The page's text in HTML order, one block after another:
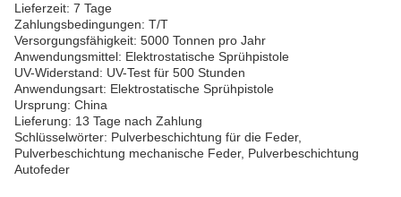
Lieferzeit: 7 Tage
Zahlungsbedingungen: T/T
Versorgungsfähigkeit: 5000 Tonnen pro Jahr
Anwendungsmittel: Elektrostatische Sprühpistole
UV-Widerstand: UV-Test für 500 Stunden
Anwendungsart: Elektrostatische Sprühpistole
Ursprung: China
Lieferung: 13 Tage nach Zahlung
Schlüsselwörter: Pulverbeschichtung für die Feder,
Pulverbeschichtung mechanische Feder, Pulverbeschichtung
Autofeder